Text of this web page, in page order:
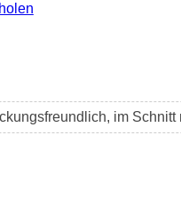
im Schnitt